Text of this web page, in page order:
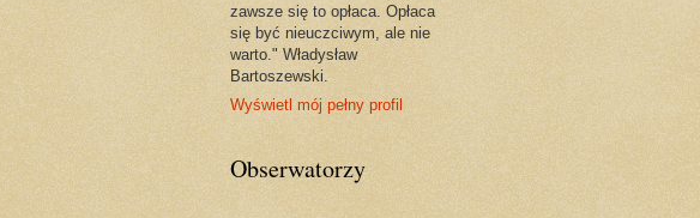
zawsze się to opłaca. Opłaca
się być nieuczciwym, ale nie
warto." Władysław
Bartoszewski.
Wyświetl mój pełny profil
Obserwatorzy